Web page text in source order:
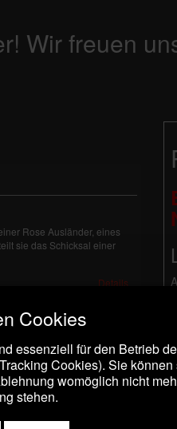
Wir freuen
Rose Ausländer, eines
sie das Schicksal einer
Details
Rose Ausländer, eines
sie das Schicksal einer
Cookies
essenziell für den Betrieb
Cookies). Sie
womöglich nicht
stehen.